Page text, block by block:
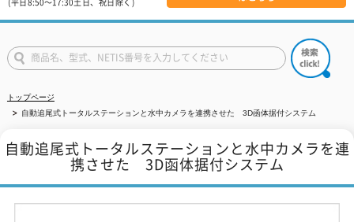
トップページ
自動追尾式トータルステーションと水中カメラを連携させた 3D函体据付システム
自動追尾式トータルステーションと水中カメラを連
携させた 3D函体据付システム